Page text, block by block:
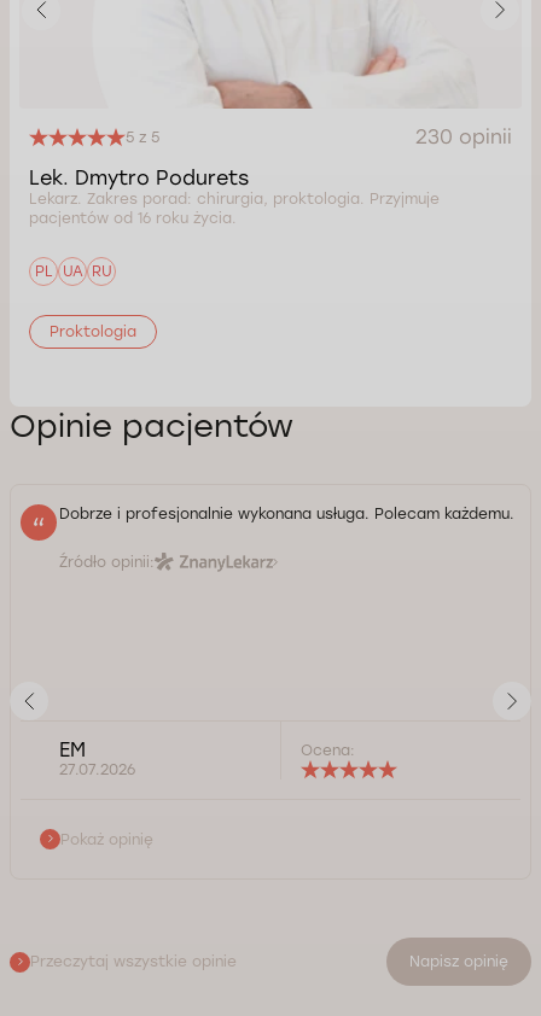
5 z 5
230 opinii
Lek. Dmytro Podurets
Lekarz. Zakres porad: chirurgia, proktologia. Przyjmuje
pacjentów od 16 roku życia.
PL UA RU
Proktologia
Opinie pacjentów
Dobrze i profesjonalnie wykonana usługa. Polecam każdemu.
Źródło opinii:
EM
27.07.2026
Ocena:
Pokaż opinię
Przeczytaj wszystkie opinie Napisz opinię